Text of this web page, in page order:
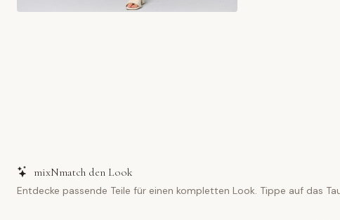
mixNmatch den Look
Entdecke passende Teile für einen kompletten Look. Tippe auf das